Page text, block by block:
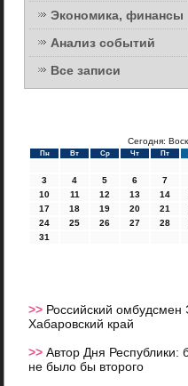
Экономика, финансы
Анализ событий
Все записи
Сегодня:
Пн Вт Ср Чт Пт
3
4 5 6 7
10
11 12 13 14
17
18 19 20 21
24
25 26 27 28
31
>> Российский
Хабаровский край
>>Автор Дня Республики:
не было бы второго